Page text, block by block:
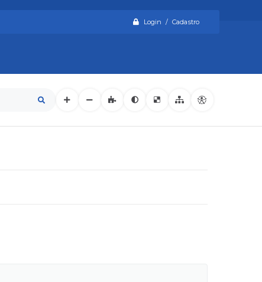
Login / Cadastro